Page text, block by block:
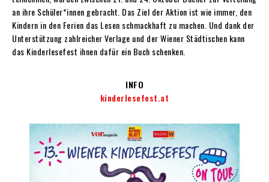
an ihre Schüler*innen gebracht. Das Ziel der Aktion ist wie immer, den
Kindern in den Ferien das Lesen schmackhaft zu machen. Und dank der
Unterstützung zahlreicher Verlage und der Wiener Städtischen kann
das Kinderlesefest ihnen dafür ein Buch schenken.
INFO
kinderlesefest.at